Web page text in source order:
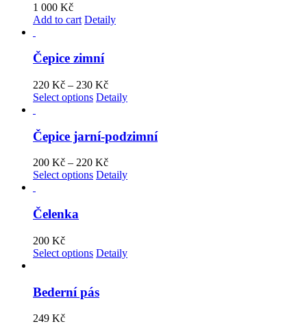
1 000 Kč
Add to cart Detaily
Čepice zimní
220 Kč – 230 Kč
Select options Detaily
Čepice jarní-podzimní
200 Kč – 220 Kč
Select options Detaily
Čelenka
200 Kč
Select options Detaily
Bederní pás
249 Kč